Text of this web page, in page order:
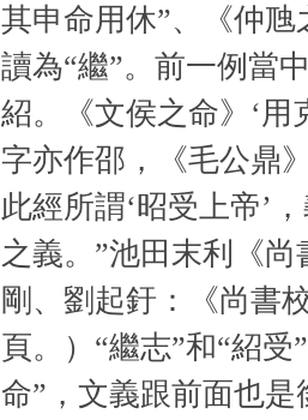
其申命用休”、《仲虺
讀為“繼”。前一例當
紹。《文侯之命》‘用
字亦作邵，《毛公鼎
此經所謂‘昭受上帝’
之義。”池田末利《
剛、劉起釪：《尚書
頁。）“繼志”和“紹
命”，文義跟前面也是